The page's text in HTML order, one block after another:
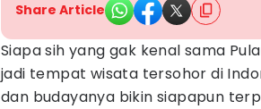
Share Article
Siapa sih yang gak kenal sama
jadi tempat wisata tersohor di
dan budayanya bikin siapapun